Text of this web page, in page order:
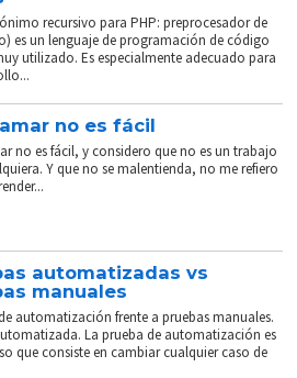
recursivo para PHP: preprocesador de
es un lenguaje de programación de código
utilizado. Es especialmente adecuado para
no es fácil
no es fácil, y considero que no es un trabajo
Y que no se malentienda, no me refiero
automatizadas vs
manuales
automatización frente a pruebas manuales.
La prueba de automatización es
que consiste en cambiar cualquier caso de